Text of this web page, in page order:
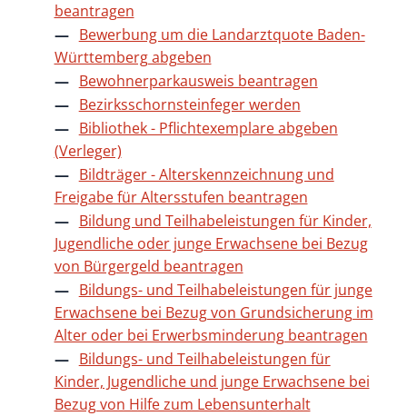
beantragen
Bewerbung um die Landarztquote Baden-
Württemberg abgeben
Bewohnerparkausweis beantragen
Bezirksschornsteinfeger werden
Bibliothek - Pflichtexemplare abgeben
(Verleger)
Bildträger - Alterskennzeichnung und
Freigabe für Altersstufen beantragen
Bildung und Teilhabeleistungen für Kinder,
Jugendliche oder junge Erwachsene bei Bezug
von Bürgergeld beantragen
Bildungs- und Teilhabeleistungen für junge
Erwachsene bei Bezug von Grundsicherung im
Alter oder bei Erwerbsminderung beantragen
Bildungs- und Teilhabeleistungen für
Kinder, Jugendliche und junge Erwachsene bei
Bezug von Hilfe zum Lebensunterhalt